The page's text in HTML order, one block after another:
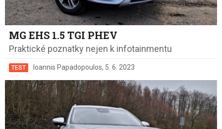
MG EHS 1.5 TGI PHEV
Praktické poznatky nejen k infotainmentu
TEST Ioannis Papadopoulos, 5. 6. 2023